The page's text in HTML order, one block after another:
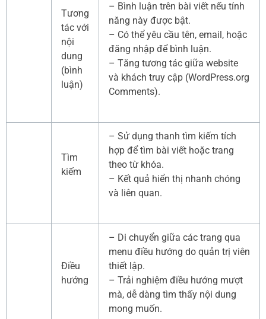
Tương
tác với
nội
dung
(bình
luận)
– Bình luận trên bài viết nếu tính
năng này được bật.
– Có thể yêu cầu tên, email, hoặc
đăng nhập để bình luận.
– Tăng tương tác giữa website
và khách truy cập (WordPress.org
Comments).
Tìm
kiếm
– Sử dụng thanh tìm kiếm tích
hợp để tìm bài viết hoặc trang
theo từ khóa.
– Kết quả hiển thị nhanh chóng
và liên quan.
Điều
hướng
– Di chuyển giữa các trang qua
menu điều hướng do quản trị viên
thiết lập.
– Trải nghiệm điều hướng mượt
mà, dễ dàng tìm thấy nội dung
mong muốn.